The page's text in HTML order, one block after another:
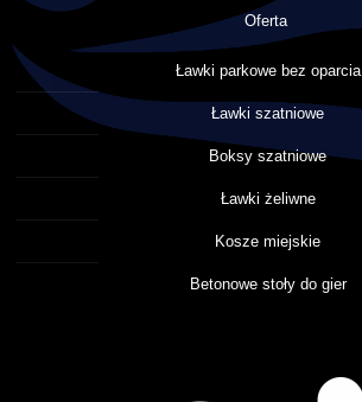
Oferta
Ławki parkowe bez oparcia
Ławki szatniowe
Boksy szatniowe
Ławki żeliwne
Kosze miejskie
Betonowe stoły do gier